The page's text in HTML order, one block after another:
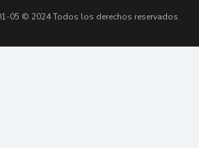
05 © 2024 Todos los derechos reservados